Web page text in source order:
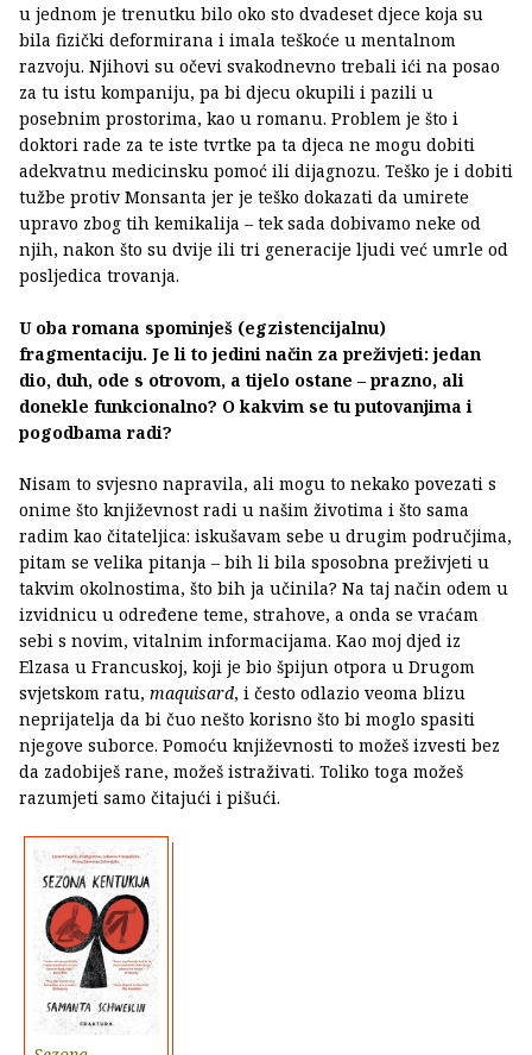
u jednom je trenutku bilo oko sto dvadeset djece koja su
bila fizički deformirana i imala teškoće u mentalnom
razvoju. Njihovi su očevi svakodnevno trebali ići na posao
za tu istu kompaniju, pa bi djecu okupili i pazili u
posebnim prostorima, kao u romanu. Problem je što i
doktori rade za te iste tvrtke pa ta djeca ne mogu dobiti
adekvatnu medicinsku pomoć ili dijagnozu. Teško je i dobiti
tužbe protiv Monsanta jer je teško dokazati da umirete
upravo zbog tih kemikalija – tek sada dobivamo neke od
njih, nakon što su dvije ili tri generacije ljudi već umrle od
posljedica trovanja.
U oba romana spominješ (egzistencijalnu)
fragmentaciju. Je li to jedini način za preživjeti: jedan
dio, duh, ode s otrovom, a tijelo ostane – prazno, ali
donekle funkcionalno? O kakvim se tu putovanjima i
pogodbama radi?
Nisam to svjesno napravila, ali mogu to nekako povezati s
onime što književnost radi u našim životima i što sama
radim kao čitateljica: iskušavam sebe u drugim područjima,
pitam se velika pitanja – bih li bila sposobna preživjeti u
takvim okolnostima, što bih ja učinila? Na taj način odem u
izvidnicu u određene teme, strahove, a onda se vraćam
sebi s novim, vitalnim informacijama. Kao moj djed iz
Elzasa u Francuskoj, koji je bio špijun otpora u Drugom
svjetskom ratu, maquisard, i često odlazio veoma blizu
neprijatelja da bi čuo nešto korisno što bi moglo spasiti
njegove suborce. Pomoću književnosti to možeš izvesti bez
da zadobiješ rane, možeš istraživati. Toliko toga možeš
razumjeti samo čitajući i pišući.